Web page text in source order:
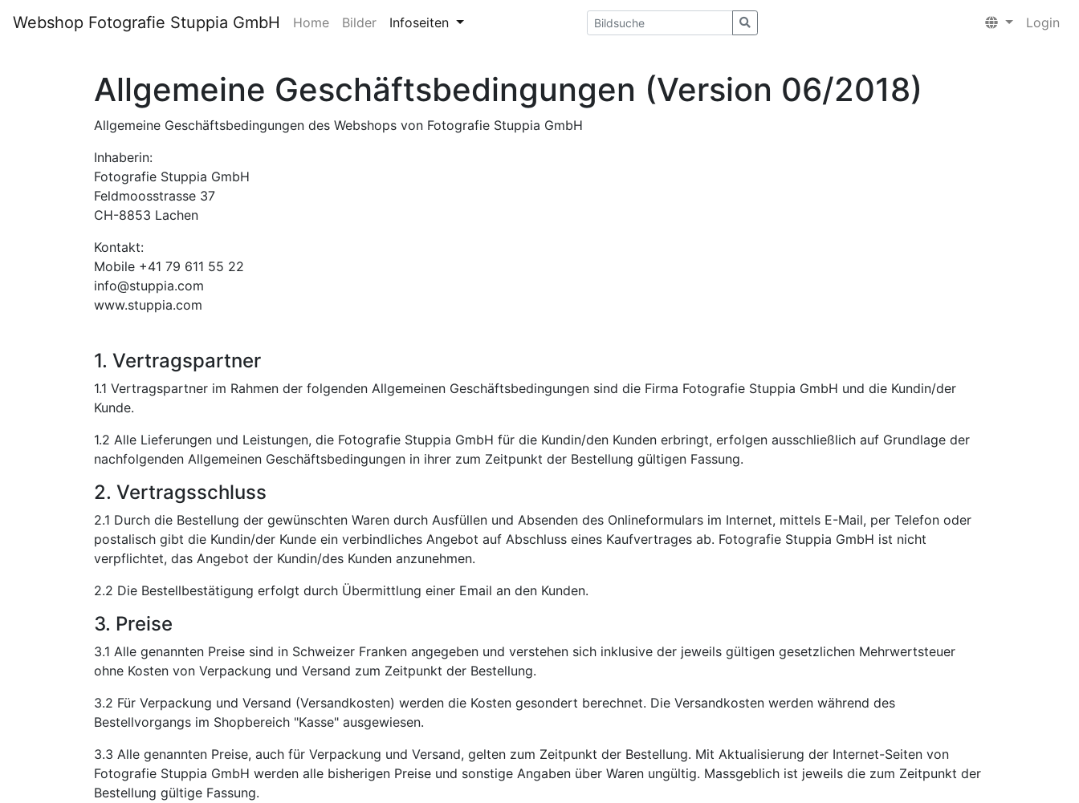
Webshop Fotografie Stuppia GmbH Home Bilder Infoseiten Login
Allgemeine Geschäftsbedingungen (Version 06/2018)
Allgemeine Geschäftsbedingungen des Webshops von Fotografie Stuppia GmbH
Inhaberin:
Fotografie Stuppia GmbH
Feldmoosstrasse 37
CH-8853 Lachen
Kontakt:
Mobile +41 79 611 55 22
info@stuppia.com
www.stuppia.com
1. Vertragspartner
1.1 Vertragspartner im Rahmen der folgenden Allgemeinen Geschäftsbedingungen sind die Firma Fotografie Stuppia GmbH und die Kundin/der
Kunde.
1.2 Alle Lieferungen und Leistungen, die Fotografie Stuppia GmbH für die Kundin/den Kunden erbringt, erfolgen ausschließlich auf Grundlage der
nachfolgenden Allgemeinen Geschäftsbedingungen in ihrer zum Zeitpunkt der Bestellung gültigen Fassung.
2. Vertragsschluss
2.1 Durch die Bestellung der gewünschten Waren durch Ausfüllen und Absenden des Onlineformulars im Internet, mittels E-Mail, per Telefon oder
postalisch gibt die Kundin/der Kunde ein verbindliches Angebot auf Abschluss eines Kaufvertrages ab. Fotografie Stuppia GmbH ist nicht
verpflichtet, das Angebot der Kundin/des Kunden anzunehmen.
2.2 Die Bestellbestätigung erfolgt durch Übermittlung einer Email an den Kunden.
3. Preise
3.1 Alle genannten Preise sind in Schweizer Franken angegeben und verstehen sich inklusive der jeweils gültigen gesetzlichen Mehrwertsteuer
ohne Kosten von Verpackung und Versand zum Zeitpunkt der Bestellung.
3.2 Für Verpackung und Versand (Versandkosten) werden die Kosten gesondert berechnet. Die Versandkosten werden während des
Bestellvorgangs im Shopbereich "Kasse" ausgewiesen.
3.3 Alle genannten Preise, auch für Verpackung und Versand, gelten zum Zeitpunkt der Bestellung. Mit Aktualisierung der Internet-Seiten von
Fotografie Stuppia GmbH werden alle bisherigen Preise und sonstige Angaben über Waren ungültig. Massgeblich ist jeweils die zum Zeitpunkt der
Bestellung gültige Fassung.